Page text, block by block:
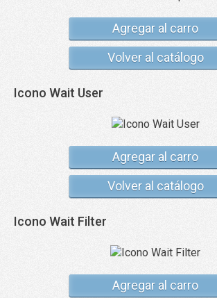
Agregar al carro
Volver al catálogo
Icono Wait User
Agregar al carro
Volver al catálogo
Icono Wait Filter
Agregar al carro